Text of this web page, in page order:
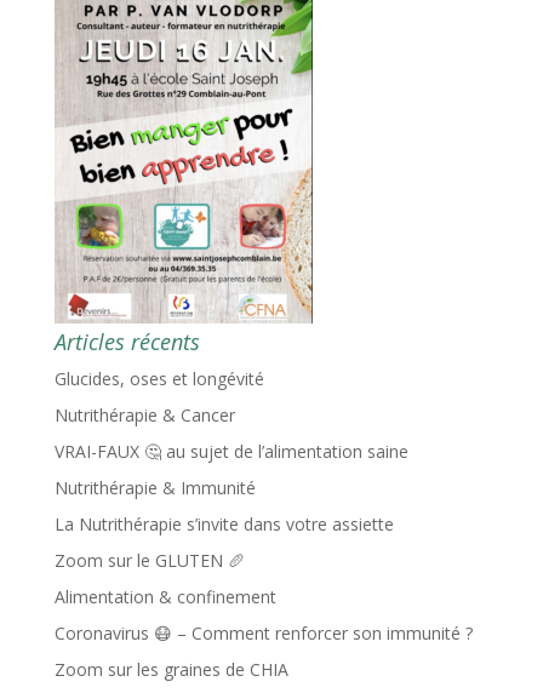
Articles récents
Glucides, oses et longévité
Nutrithérapie & Cancer
VRAI-FAUX 🤔 au sujet de l’alimentation saine
Nutrithérapie & Immunité
La Nutrithérapie s’invite dans votre assiette
Zoom sur le GLUTEN 🥖
Alimentation & confinement
Coronavirus 😷 – Comment renforcer son immunité ?
Zoom sur les graines de CHIA